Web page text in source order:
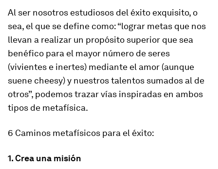
Al ser nosotros estudiosos del éxito exquisito, o
sea, el que se define como: “lograr metas que nos
llevan a realizar un propósito superior que sea
benéfico para el mayor número de seres
(vivientes e inertes) mediante el amor (aunque
suene cheesy) y nuestros talentos sumados al de
otros”, podemos trazar vías inspiradas en ambos
tipos de metafísica.
6 Caminos metafísicos para el éxito:
1. Crea una misión